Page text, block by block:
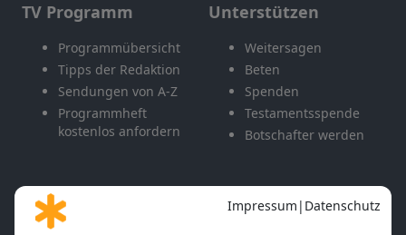
TV Programm
Programmübersicht
Tipps der Redaktion
Sendungen von A-Z
Programmheft
kostenlos anfordern
Unterstützen
Weitersagen
Beten
Spenden
Testamentsspende
Botschafter werden
Themen Apps & Angebote